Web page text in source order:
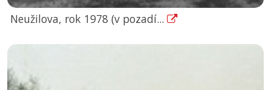
Neužilova, rok 1978 (v pozadí...